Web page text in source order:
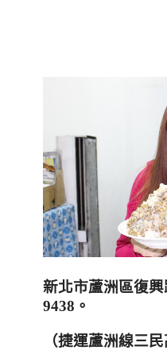
新北市蘆洲區復興
9438 。
（捷運蘆洲線三